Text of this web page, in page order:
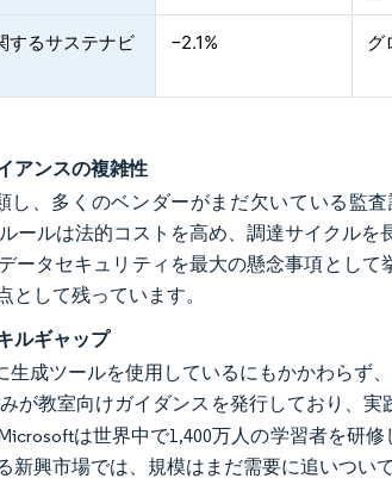
するサステナビ
−2.1% グ
アンスの複雑性
し、多くのベンダーがまだ欠いている監
ールは法的コストを高め、調達サイクル
ータセキュリティを最大の懸念事項とし
として残っています。
ルギャップ
成ツールを使用しているにもかかわらず
が教室向けガイダンスを発行しており、
は世界中で1,400万人の学習者を研
興市場では、規模はまだ需要に追いついて